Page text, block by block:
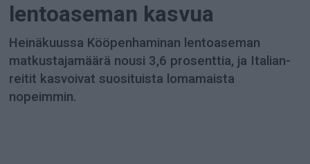
lentoaseman kasvua
Heinäkuussa Kööpenhaminan lentoaseman
matkustajamäärä nousi 3,6 prosenttia, ja Italian-
reitit kasvoivat suosituista lomamaista
nopeimmin.